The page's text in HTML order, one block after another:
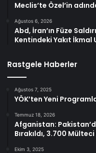
Meclis’te Özel’in
Ağustos 6, 2026
Abd, İran’ın Füze
Kentindeki Yakıt İkmal
Rastgele Haberler
Ağustos 7, 2025
YÖK’ten Yeni
Temmuz 18, 2026
Afganistan:
Bırakıldı, 3.700
Ekim 3, 2025